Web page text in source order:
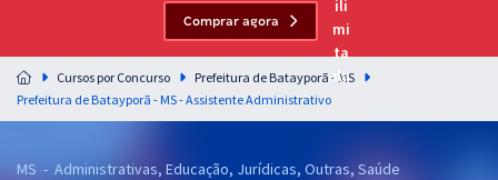
Residências Multiprofissionais
Preparação completa e intensiva para as principais
residências em saúde do Brasil
Comprar agora
Cursos por Concurso
Prefeitura de Batayporã - MS
Prefeitura de Batayporã - MS - Assistente Administrativo
MS - Administrativas, Educação, Jurídicas, Outras, Saúde